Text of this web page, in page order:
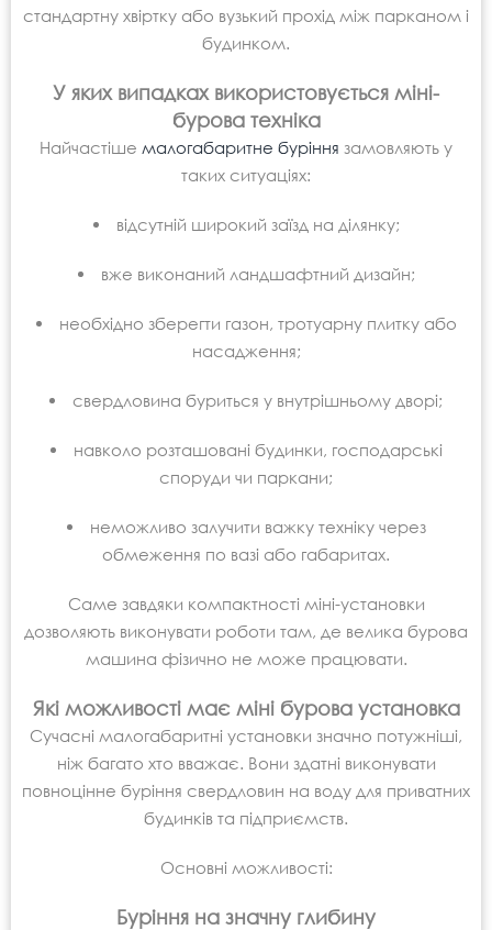
стандартну хвіртку або вузький прохід між парканом і
будинком.
У яких випадках використовується міні-
бурова техніка
Найчастіше малогабаритне буріння замовляють у
таких ситуаціях:
відсутній широкий заїзд на ділянку;
вже виконаний ландшафтний дизайн;
необхідно зберегти газон, тротуарну плитку або
насадження;
свердловина буриться у внутрішньому дворі;
навколо розташовані будинки, господарські
споруди чи паркани;
неможливо залучити важку техніку через
обмеження по вазі або габаритах.
Саме завдяки компактності міні-установки
дозволяють виконувати роботи там, де велика бурова
машина фізично не може працювати.
Які можливості має міні бурова установка
Сучасні малогабаритні установки значно потужніші,
ніж багато хто вважає. Вони здатні виконувати
повноцінне буріння свердловин на воду для приватних
будинків та підприємств.
Основні можливості:
Буріння на значну глибину